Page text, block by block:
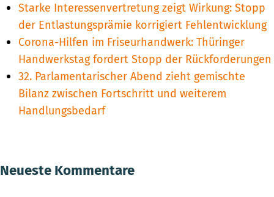
Starke Interessenvertretung zeigt Wirkung: Stopp
der Entlastungsprämie korrigiert Fehlentwicklung
Corona-Hilfen im Friseurhandwerk: Thüringer
Handwerkstag fordert Stopp der Rückforderungen
32. Parlamentarischer Abend zieht gemischte
Bilanz zwischen Fortschritt und weiterem
Handlungsbedarf
Neueste Kommentare